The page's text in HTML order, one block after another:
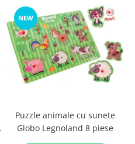
NEW
Puzzle animale cu sunete
Globo Legnoland 8 piese